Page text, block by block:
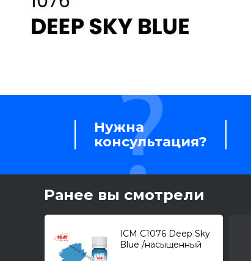
Нужна
консультация?
Ранее вы смотрели
ICM C1076 Deep Sky
Blue /насыщенный